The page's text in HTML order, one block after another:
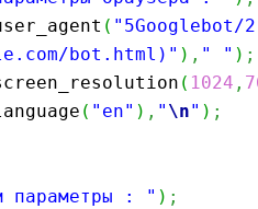
(
bot.html)" ) , " " ) ;
( 1024 ,
( "en" ) , " \n" ) ;
параметры : " ) ;